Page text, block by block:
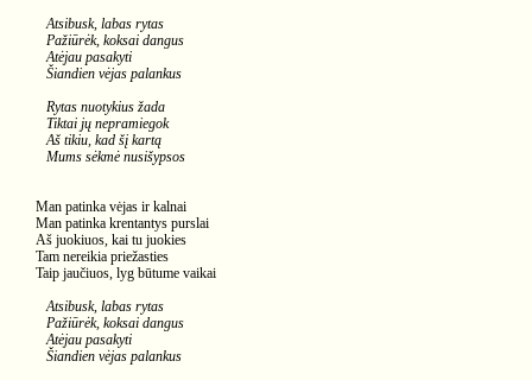
Atsibusk, labas rytas
Pažiūrėk, koksai dangus
Atėjau pasakyti
Šiandien vėjas palankus
Rytas nuotykius žada
Tiktai jų nepramiegok
Aš tikiu, kad šį kartą
Mums sėkmė nusišypsos
Man patinka vėjas ir kalnai
Man patinka krentantys purslai
Aš juokiuos, kai tu juokies
Tam nereikia priežasties
Taip jaučiuos, lyg būtume vaikai
Atsibusk, labas rytas
Pažiūrėk, koksai dangus
Atėjau pasakyti
Šiandien vėjas palankus